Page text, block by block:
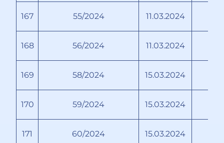
167 55/2024 11.03.2024
168 56/2024 11.03.2024
169 58/2024 15.03.2024
170 59/2024 15.03.2024
171 60/2024 15.03.2024